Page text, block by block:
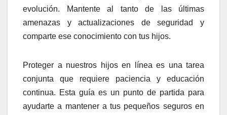
evolución. Mantente al tanto de las últimas
amenazas y actualizaciones de seguridad y
comparte ese conocimiento con tus hijos.
Proteger a nuestros hijos en línea es una tarea
conjunta que requiere paciencia y educación
continua. Esta guía es un punto de partida para
ayudarte a mantener a tus pequeños seguros en